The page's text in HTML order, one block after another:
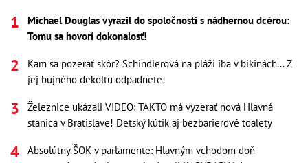
Michael Douglas vyrazil do spoločnosti s nádhernou dcérou:
Tomu sa hovorí dokonalosť!
Kam sa pozerať skôr? Schindlerová na pláži iba v bikinách... Z
jej bujného dekoltu odpadnete!
Železnice ukázali VIDEO: TAKTO má vyzerať nová Hlavná
stanica v Bratislave! Detský kútik aj bezbarierové toalety
Absolútny ŠOK v parlamente: Hlavným vchodom doň